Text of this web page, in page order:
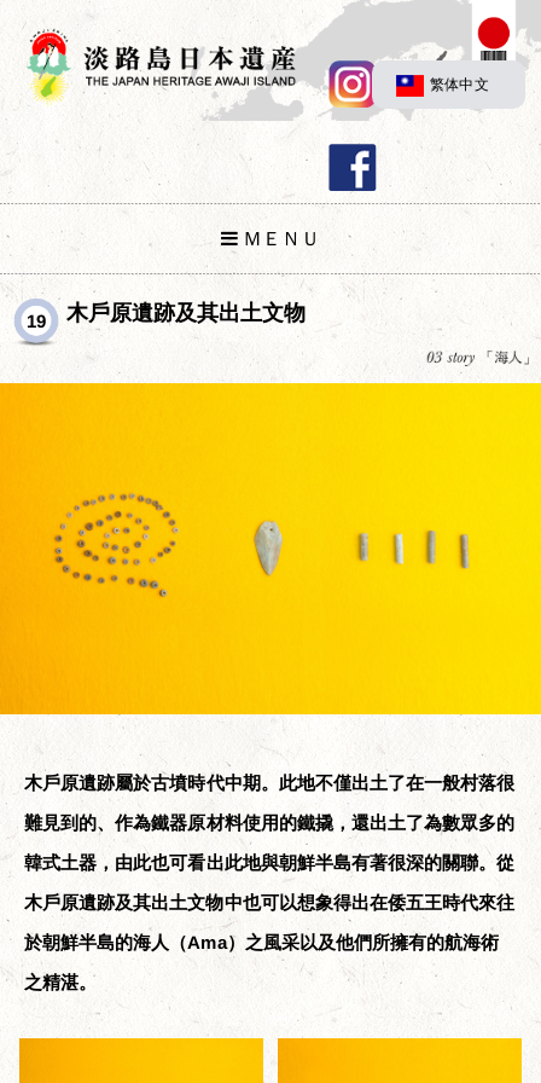
繁体中文
ＭＥＮＵ
19 木戶原遺跡及其出土文物
木戶原遺跡屬於古墳時代中期。此地不僅出土了在一般村落很
難見到的、作為鐵器原材料使用的鐵撬，還出土了為數眾多的
韓式土器，由此也可看出此地與朝鮮半島有著很深的關聯。從
木戶原遺跡及其出土文物中也可以想象得出在倭五王時代來往
於朝鮮半島的海人（Ama）之風采以及他們所擁有的航海術
之精湛。